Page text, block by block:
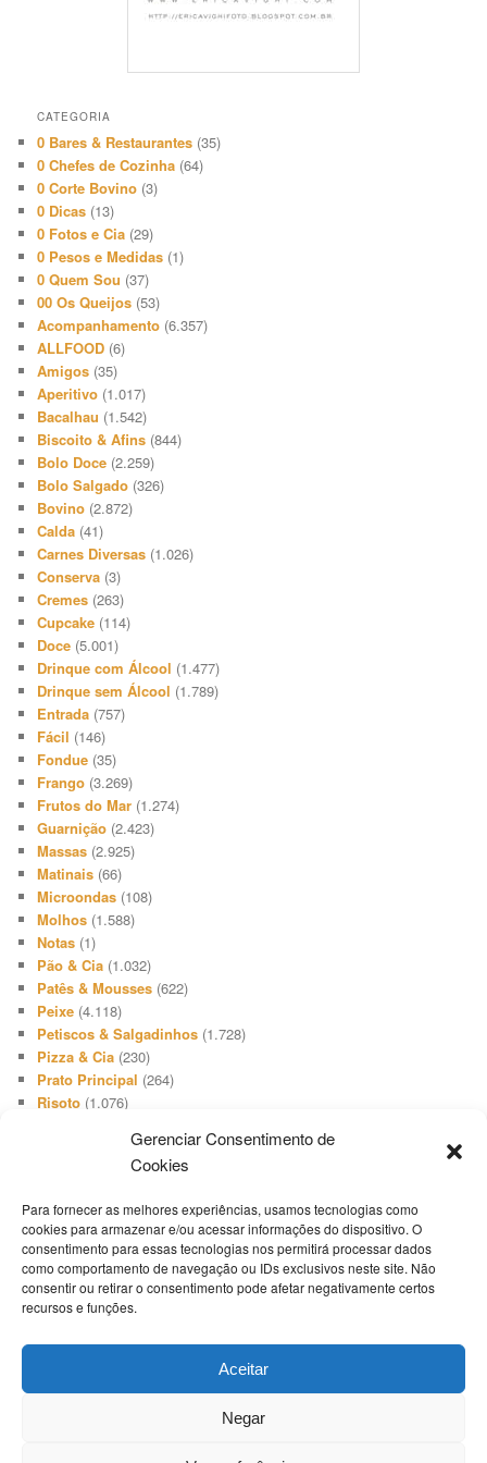
Gerenciar Consentimento de
Cookies
Para fornecer as melhores experiências, usamos tecnologias como
cookies para armazenar e/ou acessar informações do dispositivo. O
consentimento para essas tecnologias nos permitirá processar dados
como comportamento de navegação ou IDs exclusivos neste site. Não
consentir ou retirar o consentimento pode afetar negativamente certos
recursos e funções.
Aceitar
Negar
CATEGORIA
0 Bares & Restaurantes (35)
0 Chefes de Cozinha (64)
0 Corte Bovino (3)
0 Dicas (13)
0 Fotos e Cia (29)
0 Pesos e Medidas (1)
0 Quem Sou (37)
00 Os Queijos (53)
Acompanhamento (6.357)
ALLFOOD (6)
Amigos (35)
Aperitivo (1.017)
Bacalhau (1.542)
Biscoito & Afins (844)
Bolo Doce (2.259)
Bolo Salgado (326)
Bovino (2.872)
Calda (41)
Carnes Diversas (1.026)
Conserva (3)
Cremes (263)
Cupcake (114)
Doce (5.001)
Drinque com Álcool (1.477)
Drinque sem Álcool (1.789)
Entrada (757)
Fácil (146)
Fondue (35)
Frango (3.269)
Frutos do Mar (1.274)
Guarnição (2.423)
Massas (2.925)
Matinais (66)
Microondas (108)
Molhos (1.588)
Notas (1)
Pão & Cia (1.032)
Patês & Mousses (622)
Peixe (4.118)
Petiscos & Salgadinhos (1.728)
Pizza & Cia (230)
Prato Principal (264)
Risoto (1.076)
(66)
Sanduíches & Lanches
Sopa & Cia(2.731)
Sorvete(416)
Suíno(1.503)
Televisão(19)
Tempero(46)
Uncategorized(1)